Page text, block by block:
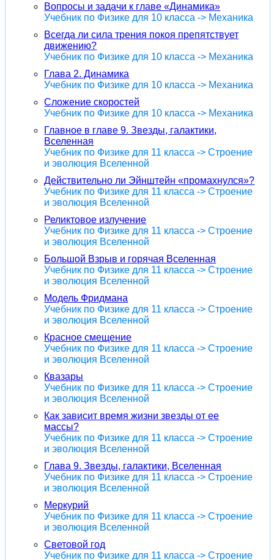
Вопросы и задачи к главе «Динамика»
Учебник по Физике для 10 класса -> Механика
Всегда ли сила трения покоя препятствует
движению?
Учебник по Физике для 10 класса -> Механика
Глава 2. Динамика
Учебник по Физике для 10 класса -> Механика
Сложение скоростей
Учебник по Физике для 10 класса -> Механика
Главное в главе 9. Звезды, галактики,
Вселенная
Учебник по Физике для 11 класса -> Строение
и эволюция Вселенной
Действительно ли Эйнштейн «промахнулся»?
Учебник по Физике для 11 класса -> Строение
и эволюция Вселенной
Реликтовое излучение
Учебник по Физике для 11 класса -> Строение
и эволюция Вселенной
Большой Взрыв и горячая Вселенная
Учебник по Физике для 11 класса -> Строение
и эволюция Вселенной
Модель Фридмана
Учебник по Физике для 11 класса -> Строение
и эволюция Вселенной
Красное смещение
Учебник по Физике для 11 класса -> Строение
и эволюция Вселенной
Квазары
Учебник по Физике для 11 класса -> Строение
и эволюция Вселенной
Как зависит время жизни звезды от ее
массы?
Учебник по Физике для 11 класса -> Строение
и эволюция Вселенной
Глава 9. Звезды, галактики, Вселенная
Учебник по Физике для 11 класса -> Строение
и эволюция Вселенной
Меркурий
Учебник по Физике для 11 класса -> Строение
и эволюция Вселенной
Световой год
Учебник по Физике для 11 класса -> Строение